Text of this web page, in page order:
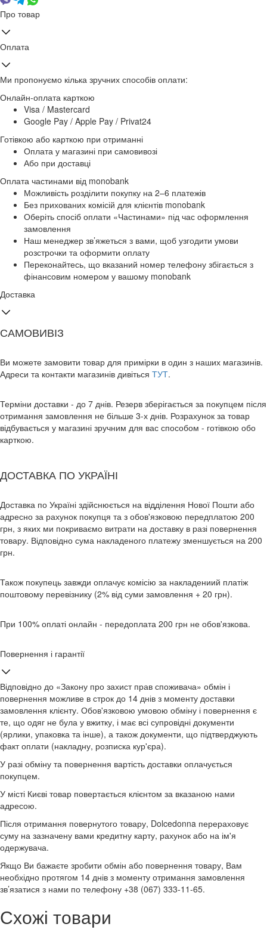
Про товар
Оплата
Ми пропонуємо кілька зручних способів оплати:
Онлайн-оплата карткою
Visa / Mastercard
Google Pay / Apple Pay / Privat24
Готівкою або карткою при отриманні
Оплата у магазині при самовивозі
Або при доставці
Оплата частинами від monobank
Можливість розділити покупку на 2–6 платежів
Без прихованих комісій для клієнтів monobank
Оберіть спосіб оплати «Частинами» під час оформлення
замовлення
Наш менеджер зв’яжеться з вами, щоб узгодити умови
розстрочки та оформити оплату
Переконайтесь, що вказаний номер телефону збігається з
фінансовим номером у вашому monobank
Доставка
САМОВИВІЗ
Ви можете замовити товар для примірки в один з наших магазинів.
Адреси та контакти магазинів дивіться ТУТ.
Терміни доставки - до 7 днів. Резерв зберігається за покупцем після
отримання замовлення не більше 3-х днів. Розрахунок за товар
відбувається у магазині зручним для вас способом - готівкою обо
карткою.
ДОСТАВКА ПО УКРАЇНІ
Доставка по Україні здійснюється на відділення Нової Пошти або
адресно за рахунок покупця та з обов'язковою передплатою 200
грн, з яких ми покриваємо витрати на доставку в разі повернення
товару. Відповідно сума накладеного платежу зменшується на 200
грн.
Також покупець завжди оплачує комісію за накладениий платіж
поштовому перевізнику (2% від суми замовлення + 20 грн).
При 100% оплаті онлайн - передоплата 200 грн не обов'язкова.
Повернення і гарантії
Відповідно до «Закону про захист прав споживача» обмін і
повернення можливе в строк до 14 днів з моменту доставки
замовлення клієнту. Обов'язковою умовою обміну і повернення є
те, що одяг не була у вжитку, і має всі супровідні документи
(ярлики, упаковка та інше), а також документи, що підтверджують
факт оплати (накладну, розписка кур'єра).
У разі обміну та повернення вартість доставки оплачується
покупцем.
У місті Києві товар повертається клієнтом за вказаною нами
адресою.
Після отримання повернутого товару, Dolcedonna перераховує
суму на зазначену вами кредитну карту, рахунок або на ім'я
одержувача.
Якщо Ви бажаєте зробити обмін або повернення товару, Вам
необхідно протягом 14 днів з моменту отримання замовлення
зв’язатися з нами по телефону +38 (067) 333-11-65.
Схожі товари